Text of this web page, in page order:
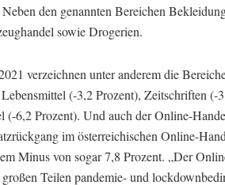
den genannten Bereichen
sowie Drogerien.
verzeichnen unter anderem die
(-3,2 Prozent), Zeitschriften (-
(-6,2 Prozent). Und auch der Online-
im österreichischen Online-
Minus von sogar 7,8 Prozent. „Der
Teilen pandemie- und